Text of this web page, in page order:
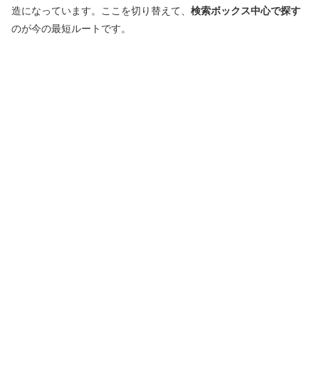
造になっています。ここを切り替えて、 検索ボックス中心で探す
のが今の最短ルートです。